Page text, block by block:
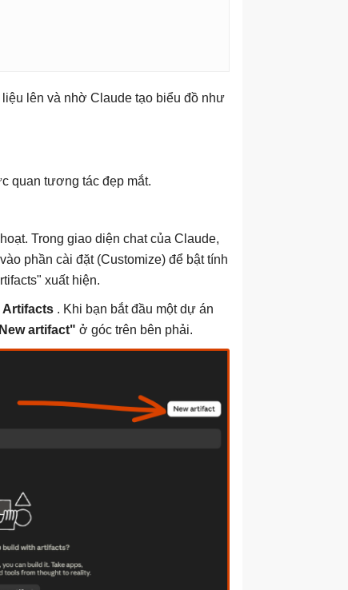
lên và nhờ Claude tạo biểu đồ như
quan tương tác đẹp mắt.
Trong giao diện chat của Claude,
phần cài đặt (Customize) để bật tính
xuất hiện.
Artifacts . Khi bạn bắt đầu một dự án
artifact" ở góc trên bên phải.